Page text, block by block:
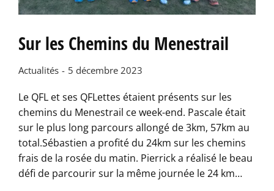
Sur les Chemins du Menestrail
Actualités 5 décembre 2023
Le QFL et ses QFLettes étaient présents sur les
chemins du Menestrail ce week-end. Pascale était
sur le plus long parcours allongé de 3km, 57km au
total.Sébastien a profité du 24km sur les chemins
frais de la rosée du matin. Pierrick a réalisé le beau
défi de parcourir sur la même journée le 24 km…